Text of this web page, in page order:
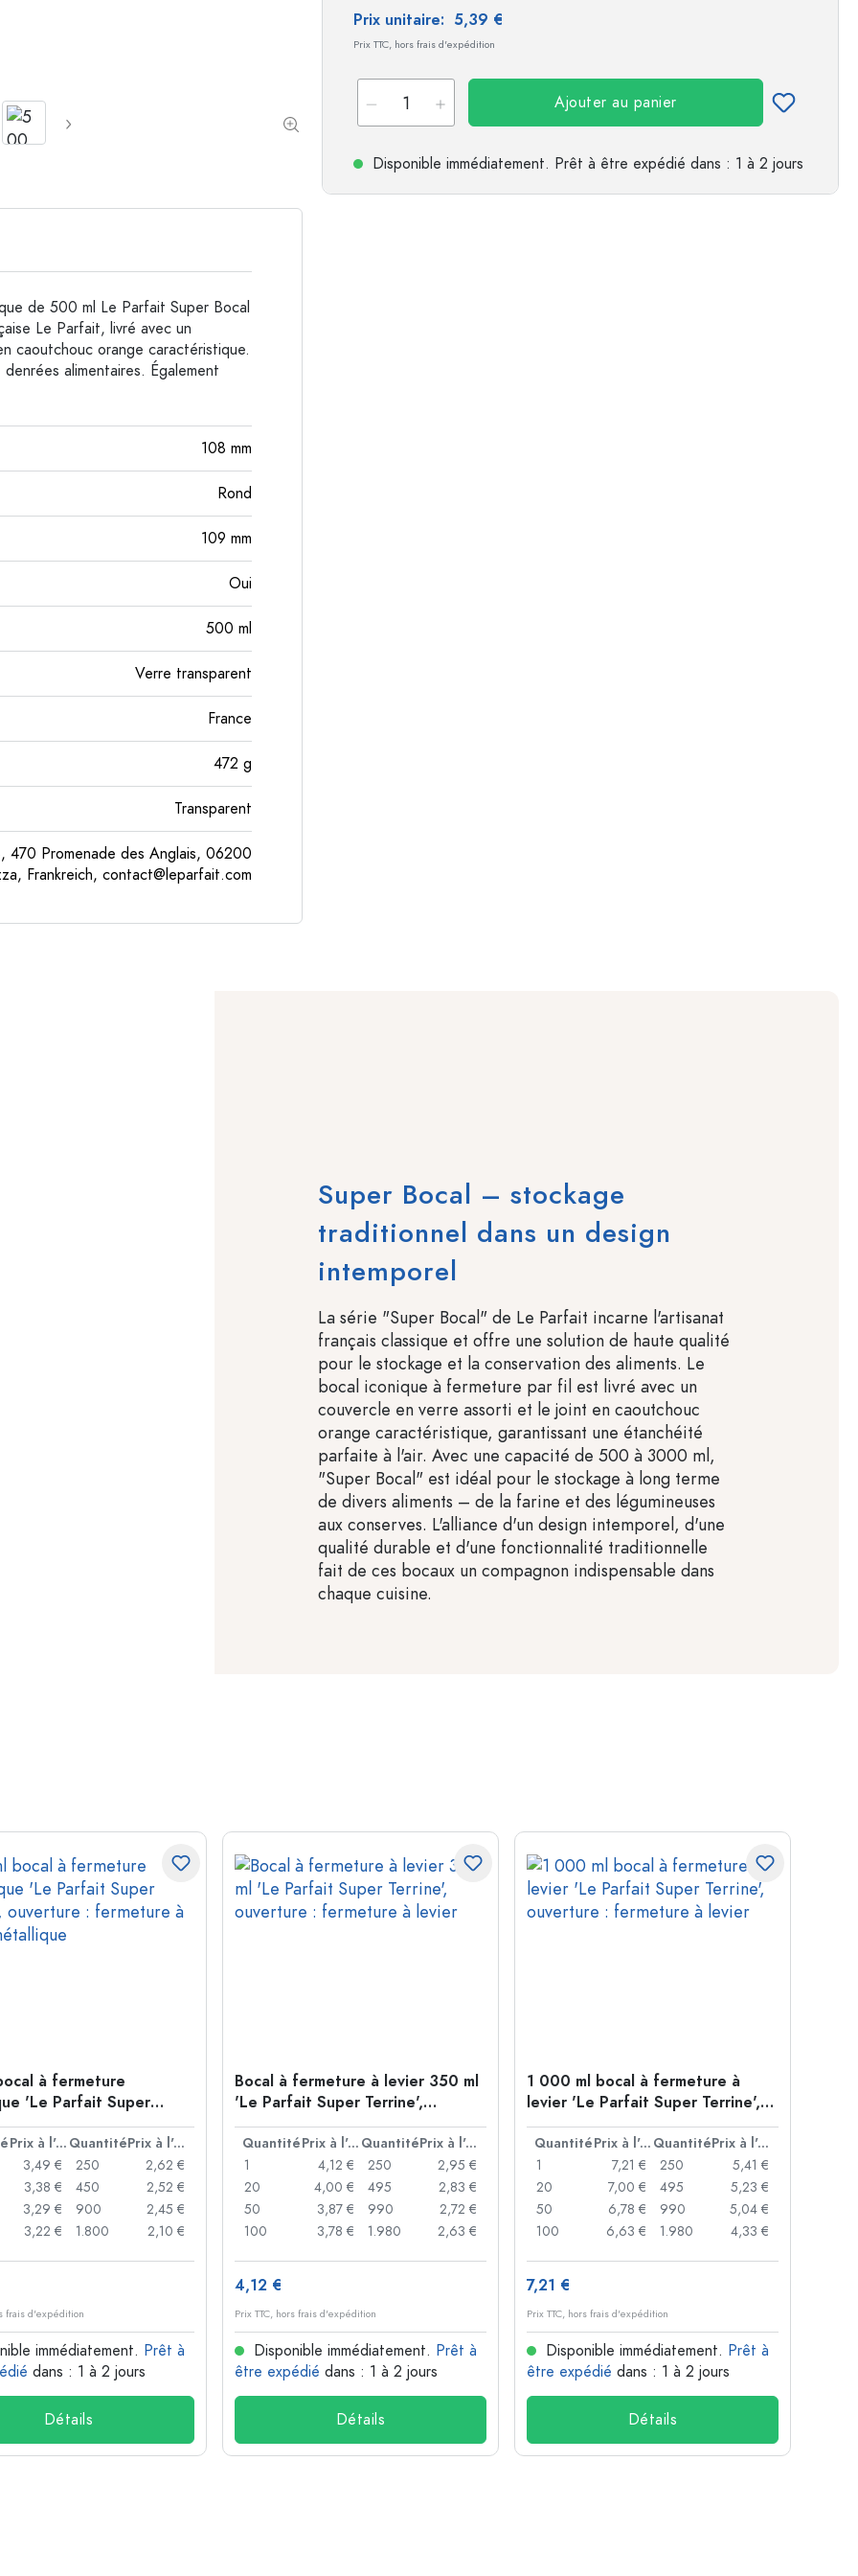
Bouteilles cylindriques
Bouteilles en aluminium
Prix unitaire: 5,39 €
Prix TTC, hors frais d'expédition
Ajouter au panier
Disponible immédiatement. Prêt à être expédié dans : 1 à 2 jours
de 500 ml Le Parfait Super Bocal
Le Parfait, livré avec un
caoutchouc orange caractéristique.
alimentaires. Également
108 mm
Rond
109 mm
Oui
500 ml
Verre transparent
France
472 g
Transparent
470 Promenade des Anglais, 06200
Frankreich, contact@leparfait.com
Super Bocal – stockage
traditionnel dans un design
intemporel
La série "Super Bocal" de Le Parfait incarne l'artisanat
français classique et offre une solution de haute qualité
pour le stockage et la conservation des aliments. Le
bocal iconique à fermeture par fil est livré avec un
couvercle en verre assorti et le joint en caoutchouc
orange caractéristique, garantissant une étanchéité
parfaite à l'air. Avec une capacité de 500 à 3000 ml,
"Super Bocal" est idéal pour le stockage à long terme
de divers aliments – de la farine et des légumineuses
aux conserves. L'alliance d'un design intemporel, d'une
qualité durable et d'une fonctionnalité traditionnelle
fait de ces bocaux un compagnon indispensable dans
chaque cuisine.
à fermeture
'Le Parfait Super
ouverture : fermeture à
Prix à l'unité Quantité
Prix à l'unité
3,49 €
3,38 €
3,29 €
3,22 €
250
2,62 €
450
2,52 €
900
2,45 €
1.800
2,10 €
frais d'expédition
immédiatement. Prêt à
dans : 1 à 2 jours
Détails
Bocal à fermeture à levier 350 ml
'Le Parfait Super Terrine',
ouverture : fermeture à levier
Quantité Prix à l'unité Quantité
Prix à l'unité
1
4,12 €
20
4,00 €
50
3,87 €
100
3,78 €
250
2,95 €
495
2,83 €
990
2,72 €
1.980
2,63 €
4,12 €
Prix TTC, hors frais d'expédition
Disponible immédiatement. Prêt à
être expédié dans : 1 à 2 jours
Détails
1 000 ml bocal à fermeture à
levier 'Le Parfait Super Terrine',
ouverture : fermeture à levier
Quantité Prix à l'unité Quantité
Prix à l'unité
1
7,21 €
20
7,00 €
50
6,78 €
100
6,63 €
250
5,41 €
495
5,23 €
990
5,04 €
1.980
4,33 €
7,21 €
Prix TTC, hors frais d'expédition
Disponible immédiatement. Prêt à
être expédié dans : 1 à 2 jours
Détails